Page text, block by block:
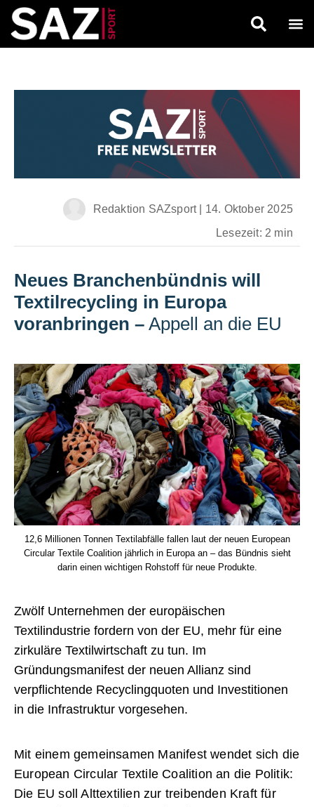
Redaktion SAZsport
14. Oktober 2025
Lesezeit: 2 min
Neues Branchenbündnis will
Textilrecycling in Europa
voranbringen – Appell an die EU
12,6 Millionen Tonnen Textilabfälle fallen laut der neuen European
Circular Textile Coalition jährlich in Europa an – das Bündnis sieht
darin einen wichtigen Rohstoff für neue Produkte.
Zwölf Unternehmen der europäischen
Textilindustrie fordern von der EU, mehr für eine
zirkuläre Textilwirtschaft zu tun. Im
Gründungsmanifest der neuen Allianz sind
verpflichtende Recyclingquoten und Investitionen
in die Infrastruktur vorgesehen.
Mit einem gemeinsamen Manifest wendet sich die
European Circular Textile Coalition an die Politik:
Die EU soll Alttextilien zur treibenden Kraft für